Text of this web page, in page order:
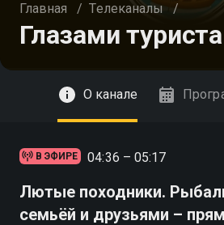
Главная / Телеканалы /
Глазами
О канале
В ЭФИРЕ 04:36 – 05:17
Лютые походники.
семьёй и друзьями –